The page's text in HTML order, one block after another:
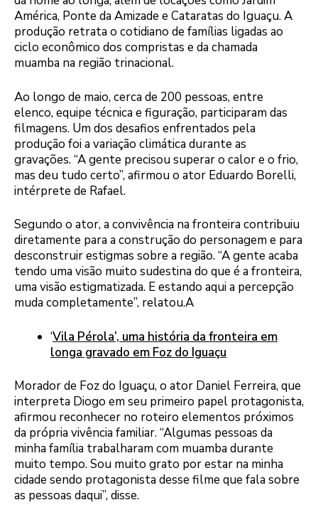
América, Ponte da Amizade e Cataratas do Iguaçu. A
produção retrata o cotidiano de famílias ligadas ao
ciclo econômico dos compristas e da chamada
muamba na região trinacional.
Ao longo de maio, cerca de 200 pessoas, entre
elenco, equipe técnica e figuração, participaram das
filmagens. Um dos desafios enfrentados pela
produção foi a variação climática durante as
gravações. “A gente precisou superar o calor e o frio,
mas deu tudo certo”, afirmou o ator Eduardo Borelli,
intérprete de Rafael.
Segundo o ator, a convivência na fronteira contribuiu
diretamente para a construção do personagem e para
desconstruir estigmas sobre a região. “A gente acaba
tendo uma visão muito sudestina do que é a fronteira,
uma visão estigmatizada. E estando aqui a percepção
muda completamente”, relatou.A
‘Vila Pérola’, uma história da fronteira em
longa gravado em Foz do Iguaçu
Morador de Foz do Iguaçu, o ator Daniel Ferreira, que
interpreta Diogo em seu primeiro papel protagonista,
afirmou reconhecer no roteiro elementos próximos
da própria vivência familiar. “Algumas pessoas da
minha família trabalharam com muamba durante
muito tempo. Sou muito grato por estar na minha
cidade sendo protagonista desse filme que fala sobre
as pessoas daqui”, disse.